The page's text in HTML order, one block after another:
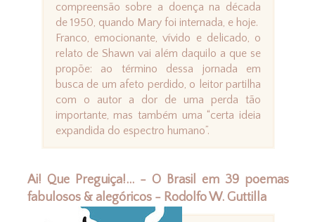
compreensão sobre a doença na década
de 1950, quando Mary foi internada, e hoje.
Franco, emocionante, vívido e delicado, o
relato de Shawn vai além daquilo a que se
propõe: ao término dessa jornada em
busca de um afeto perdido, o leitor partilha
com o autor a dor de uma perda tão
importante, mas também uma “certa ideia
expandida do espectro humano”.
Ai! Que Preguiça!... - O Brasil em 39 poemas
fabulosos & alegóricos - Rodolfo W. Guttilla